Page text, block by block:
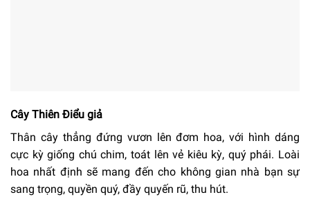
Cây Thiên Điểu giả
Thân cây thẳng đứng vươn lên đơm hoa, với hình dáng
cực kỳ giống chú chim, toát lên vẻ kiêu kỳ, quý phái. Loài
hoa nhất định sẽ mang đến cho không gian nhà bạn sự
sang trọng, quyền quý, đầy quyến rũ, thu hút.